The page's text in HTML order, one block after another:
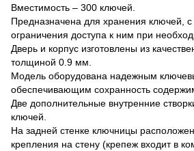
Вместимость – 300 ключей.
Предназначена для хранения ключей,
ограничения доступа к ним при
Дверь и корпус изготовлены из
толщиной 0.9 мм.
Модель оборудована надежным
обеспечивающим сохранность
Две дополнительные внутренние
ключей.
На задней стенке ключницы
крепления на стену (крепеж входит в